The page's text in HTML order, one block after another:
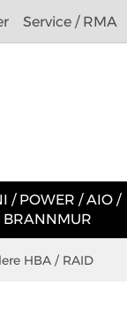
Service / RMA
/ POWER / AIO /
BRANNMUR
HBA / RAID